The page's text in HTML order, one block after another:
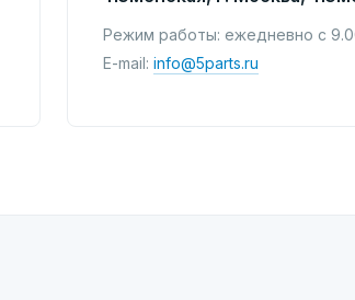
Режим работы: ежедневно с
E-mail: info@5parts.ru